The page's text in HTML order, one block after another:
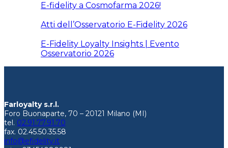
E-fidelity a Cosmofarma 2026!
Atti dell’Osservatorio E-Fidelity 2026
E-Fidelity Loyalty Insights | Evento
Osservatorio 2026
Farloyalty s.r.l.
Foro Buonaparte, 70 – 20121 Milano (MI)
tel. 02.91.77.91.70
fax. 02.45.50.35.58
info@efidelity.it